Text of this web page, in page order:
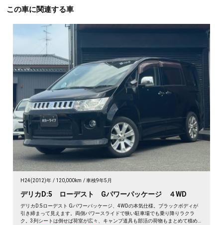
この車に関連する車
H24(2012)年 120,000km 車検9年5月
デリカD:5 ローデスト Gパワーパッケージ ４WD
デリカD:5ローデスト Gパワーパッケージ、4WDの本気仕様。ブラックボディが
引き締まって見えます。両側パワースライドで狭い駐車場でも乗り降りラクラ
ク。3列シートは倒せば荷室が広々、キャンプ道具も部活の荷物もまとめて積め